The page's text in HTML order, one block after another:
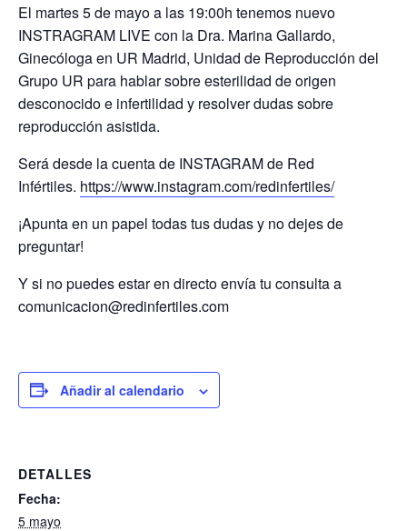
El martes 5 de mayo a las 19:00h tenemos nuevo
INSTRAGRAM LIVE con la Dra. Marina Gallardo,
Ginecóloga en UR Madrid, Unidad de Reproducción del
Grupo UR para hablar sobre esterilidad de origen
desconocido e infertilidad y resolver dudas sobre
reproducción asistida.
Será desde la cuenta de INSTAGRAMde Red
Infértiles. https://www.instagram.com/redinfertiles/
¡Apunta en un papel todas tus dudas y no dejes de
preguntar!
Y si no puedes estar en directo envía tu consulta a
comunicacion@redinfertiles.com
Añadir al calendario
DETALLES
Fecha:
5 mayo